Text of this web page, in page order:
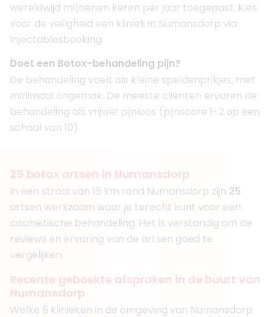
wereldwijd miljoenen keren per jaar toegepast. Kies
voor de veiligheid een kliniek in Numansdorp via
Injectablesbooking.
Doet een Botox-behandeling pijn?
De behandeling voelt als kleine speldenprikjes, met
minimaal ongemak. De meeste cliënten ervaren de
behandeling als vrijwel pijnloos (pijnscore 1-2 op een
schaal van 10).
25 botox artsen in Numansdorp
In een straal van 15 km rond Numansdorp zijn 25
artsen werkzaam waar je terecht kunt voor een
cosmetische behandeling. Het is verstandig om de
reviews en ervaring van de artsen goed te
vergelijken.
Recente geboekte afspraken in de buurt van
Numansdorp
Welke 5 klinieken in de omgeving van Numansdorp